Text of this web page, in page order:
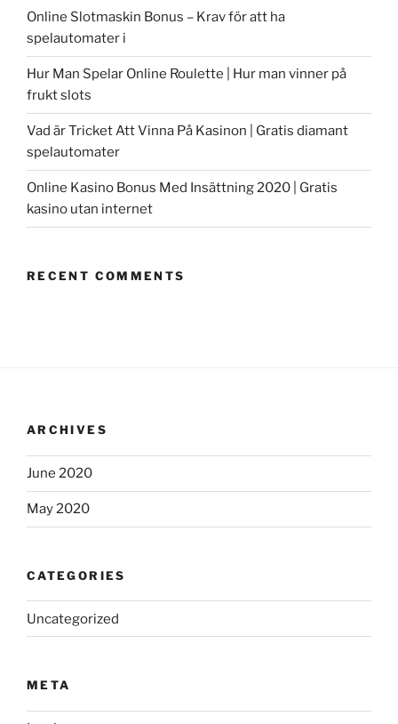
Online Slotmaskin Bonus – Krav för att ha
spelautomater i
Hur Man Spelar Online Roulette | Hur man vinner på
frukt slots
Vad är Tricket Att Vinna På Kasinon | Gratis diamant
spelautomater
Online Kasino Bonus Med Insättning 2020 | Gratis
kasino utan internet
RECENT COMMENTS
ARCHIVES
June 2020
May 2020
CATEGORIES
Uncategorized
META